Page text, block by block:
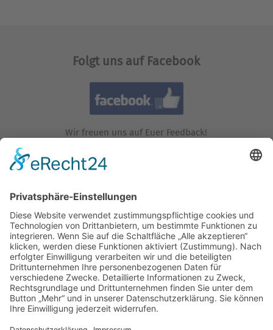
Folgt uns auf Facebook
Wir freuen uns auf Euer Feedback!
Folgt uns auf Instagram!
Wir freuen uns auf Euren Besuch!
Besucht uns auf YouTube!